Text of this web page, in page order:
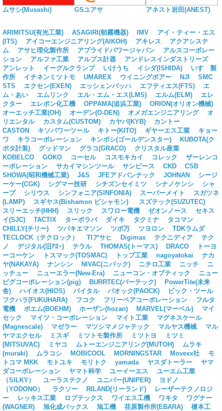
ムサシ(Musashi) GSユアサ アネスト岩田(ANEST)
ARIMITSU(有光工業) ASAGIRI(朝霧機器) IMV
アイ・ティー・エス
(ITS)
アイコーエンジニアリング(AIKOH) アキレス
アクアシステ
ム
アサヒ理化製作所 アプライドパワージャパン
アルスコーポレー
ション
アルファ工業 アルプス計器
アンドレスインダストリーズ
アンレット
イーグルクランプ いけうち イシダ(ISHIDA)
いすゞ製
作所
イチネンミツトモ UMAREX ウイニングボアー NJI
SMC
STS
エクセン(EXEN) エッシェンバッハ エフティエス(FTS)
エ
ム・あい
エムリンク エル・エム・エス(LMS) エルム(ELM)
エレ
クター
エレポン化工機 OPPAMA(追浜工業)
ORION(オリオン機械)
オーエッチ工業(OH)
オーデン(O-DEN) オメガエンジニアリング
オ
リエンタル
カスタム(CUSTOM) カヤバ(KYB)
カントー
CASTON
キソパワーツール キトー(KITO) ギヤーエス工業
キョー
ワ
キラコーポレーション キンボシ(ゴールデンスター)
KUBOTA(ク
ボタ計装)
グッドマン グラコ(GRACO)
クリスタル産業
KOBELCO
GOKO コーセル コスモキカイ コレック
ザーレンコ
ーポレーション
サカイマシンツール サンピース CKD
CSB
SHOWA(昭和機械工業)
J&S JFEアドバンテック JOHNAN
シージ
ーケー(CGK)
シグマー技研 シチズンセイミツ シナノケンシ
シャ
ープ
シリウス シンフォニア(SINFONIA) スーパーメイト
スガツネ
(LAMP)
スギヤス(Bishamon ビシャモン)
スズテック(SUZUTEC)
スリーエッチ(HHH)
スリック スワロー電機 ゼオンノース
セキス
イ(SJC)
TACTIX ターボラバ ダイキ タクミナ
タコマン
CHILLY(チリー)
ツバキエマソン ツボ万 ツヨロン
TDKラムダ
TECLOCK（テクロック）
TIアサヒ Digimax テクニディア
テク
ノ
デジタル(旧ｱﾛｰ) テラル THOMAS(トーマス) DRACO
トーヨ
ーコーケン
トスマック(TOSMAC) トップ工業 nagoyatokai
ナカ
ヤ(NAKAYA)
ナンシン NIVAC(ニバック) ニチロ工業 ニッチ
ニ
ッチュー
ニューエラー(New-Era) ニューコン・オプティック
ニュー
ピグコーポレーション(pig)
BURRTEC(バーテック)
PowerTite(未来
舎)
ハイオス(HIOS) バイタル パオック(PAOCK)
ビック・ツール
フクハラ(FUKUHARA)
フコク フリーベアコーポレーション
フルタ
電機
ボエム(BOEHM) ホーザン(hozan) MARVEL(マーベル)
マイ
セック
マイツ・コーポレーション マイト工業
マグネスケール
(Magnescale)
マゼラー マツシマメジャテック マルヤス機械
マル
ヤマエクセル
ミスギ ミツトモ製作所 ミツトヨ
ミツミ
(MITSUVAC)
ミヤコ ムトーエンジニアリング(MUTOH)
ムラキ
(muraki)
ムラコシ MOBICOOL MORNINGSTAR Movexx社
モ
トコマ MKK
モトユキ モリトク yamada ヤスダトーラー
ヤマ
ダコーポレーション
ヤマト科学 ユーイーエス
ユーエム工業
（SILKY）
ユーラステクノ ユニパー(UNIPER)
ヨドノ
（YODONO）
ラクソー RILAND(リーランド)
レーザーテクノロジ
ー
レッキス工業 ロブテックス ワイエス工機 ワキタ
ワグナー
(WAGNER)
旭化成パックス 旭工機 荏原製作所(EBARA)
榎本工